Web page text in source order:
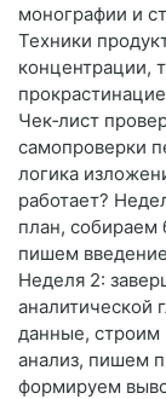
монографии и
Техники
концентрации,
Чек‑лист
самопроверки
логика
работает?
план, собираем
пишем
Неделя 2:
аналитической
данные, строим
анализ, пишем
формируем